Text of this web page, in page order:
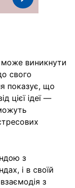
може виникнути
свого
показує, що
цієї ідеї —
з
і в своїй
з